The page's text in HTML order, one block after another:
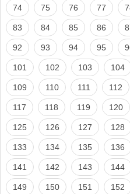
74 75 76 77
83 84 85 86
92 93 94 95
101 102 103 104
109 110 111 112
117 118 119 120
125 126 127 128
133 134 135 136
141 142 143 144
149 150 151 152